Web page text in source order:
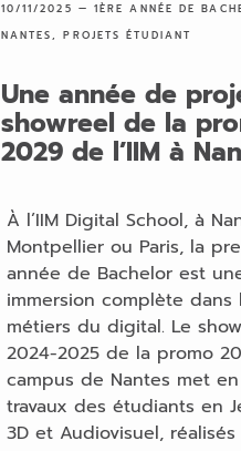
10/11/2025 — 1ÈRE ANNÉE DE
NANTES,PROJETS ÉTUDIANT
Une année de
showreel de la
2029 de l’IIM à
À l’IIM Digital School, à
Montpellier ou Paris, la
année de Bachelor est
immersion complète dans
métiers du digital. Le
2024-2025 de la promo
campus de Nantes met
travaux des étudiants en
3D et Audiovisuel,